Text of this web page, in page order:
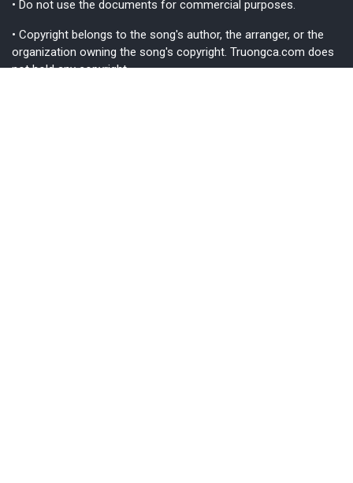
• Do not use the documents for commercial purposes.
• Copyright belongs to the song's author, the arranger, or the
organization owning the song's copyright. Truongca.com does
not hold any copyright.